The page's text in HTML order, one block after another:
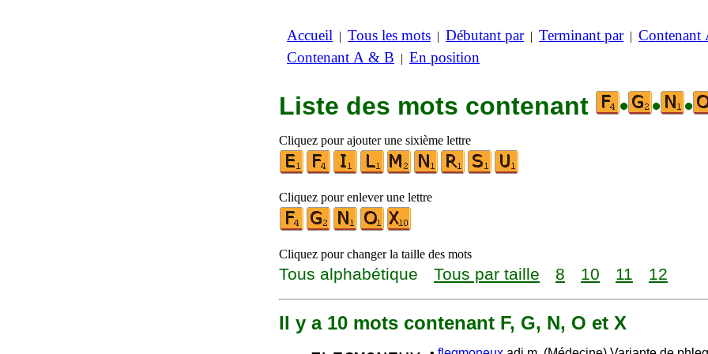
Accueil | Tous les mots | Débutant par| Terminant par| Contenant
Contenant A & B | En position
Liste des mots contenant • • •
Cliquez pour ajouter une sixième lettre
Cliquez pour enlever une lettre
Cliquez pour changer la taille des mots
Tous alphabétique Tous par taille 8 10 11 12
Il y a 10 mots contenant F, G, N, O et X